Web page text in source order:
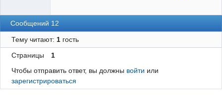
Сообщений 12
Тему читают: 1гость
Страницы
1
Чтобы отправить ответ, вы должны войти или
зарегистрироваться